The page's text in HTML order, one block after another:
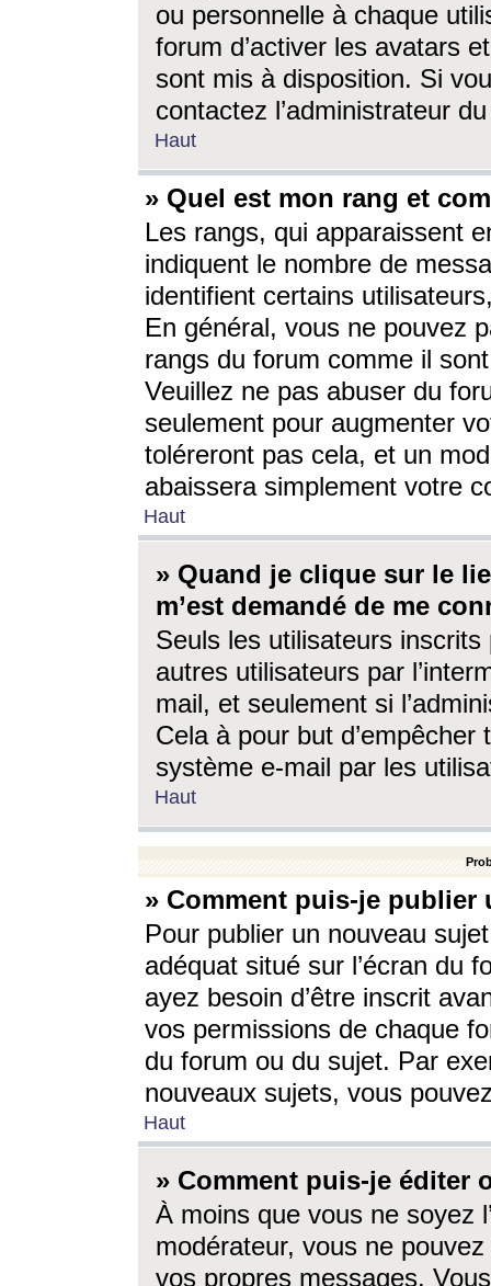
ou personnelle à chaque
forum d’activer les avatars
sont mis à disposition. Si
contactez l’administrateur
Haut
» Quel est mon rang et
Les rangs, qui apparaissent
indiquent le nombre de
identifient certains
En général, vous ne pouvez
rangs du forum comme il
Veuillez ne pas abuser du
seulement pour augmenter
toléreront pas cela, et un
abaissera simplement votre
Haut
» Quand je clique sur le
m’est demandé de me
Seuls les utilisateurs
autres utilisateurs par
mail, et seulement si
Cela à pour but
système e-mail par les
Haut
» Comment puis-je
Pour publier un nouveau
adéquat situé sur l’écran du
ayez besoin d’être inscrit
vos permissions de chaque
du forum ou du sujet. Par
nouveaux sujets, vous
Haut
» Comment puis-je éditer
À moins que vous ne soyez
modérateur, vous ne
vos propres messages.